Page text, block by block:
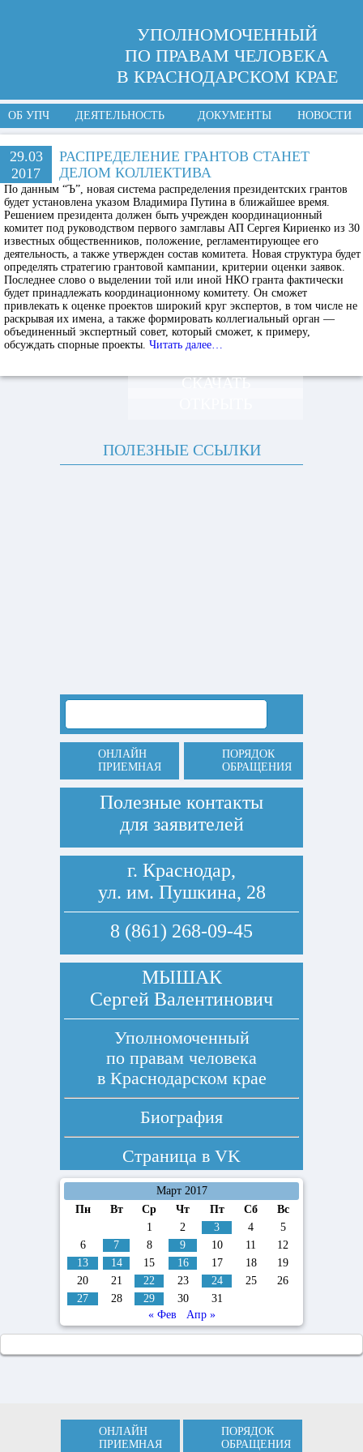
УПОЛНОМОЧЕННЫЙ
ПО ПРАВАМ ЧЕЛОВЕКА
В КРАСНОДАРСКОМ КРАЕ
ОБ УПЧ ДЕЯТЕЛЬНОСТЬ ДОКУМЕНТЫ НОВОСТИ
29.03
2017
РАСПРЕДЕЛЕНИЕ ГРАНТОВ СТАНЕТ
ДЕЛОМ КОЛЛЕКТИВА
По данным “Ъ”, новая система распределения президентских грантов
будет установлена указом Владимира Путина в ближайшее время.
Решением президента должен быть учрежден координационный
комитет под руководством первого замглавы АП Сергея Кириенко из 30
известных общественников, положение, регламентирующее его
деятельность, а также утвержден состав комитета. Новая структура будет
определять стратегию грантовой кампании, критерии оценки заявок.
Последнее слово о выделении той или иной НКО гранта фактически
будет принадлежать координационному комитету. Он сможет
привлекать к оценке проектов широкий круг экспертов, в том числе не
раскрывая их имена, а также формировать коллегиальный орган —
объединенный экспертный совет, который сможет, к примеру,
обсуждать спорные проекты. Читать далее…
СКАЧАТЬ
ПОЛЕЗНЫЕ ССЫЛКИ
ОНЛАЙН
ПРИЕМНАЯ
ПОРЯДОК
ОБРАЩЕНИЯ
Полезные контакты
для заявителей
г. Краснодар,
ул. им. Пушкина, 28
8 (861) 268-09-45
МЫШАК
Сергей Валентинович
Уполномоченный
по правам человека
в Краснодарском крае
Биография
Страница в VK
Март 2017
Пн
Вт Ср Чт Пт Сб
Вс
1
2 3 4
5
6
7 8 9 10 11
12
13
14 15 16 17 18
19
20
21 22 23 24 25
26
27
28 29 30
31
« Фев
Апр »
ОНЛАЙН
ПРИЕМНАЯ
ПОРЯДОК
ОБРАЩЕНИЯ